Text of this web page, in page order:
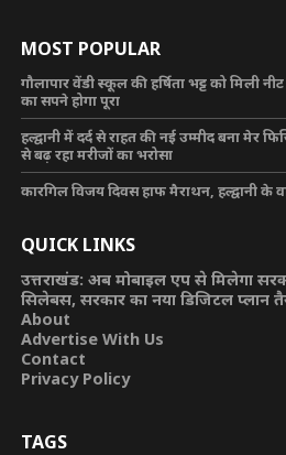
MOST POPULAR
गौलापार वेंडी स्कूल की हर्षिता भट्ट को मिली
का सपने होगा पूरा
हल्द्वानी में दर्द से राहत की नई उम्मीद बना मेर
से बढ़ रहा मरीजों का भरोसा
कारगिल विजय दिवस हाफ मैराथन, हल्द्वानी के
QUICK LINKS
उत्तराखंड: अब मोबाइल एप से मिलेगा
सिलेबस, सरकार का नया डिजिटल प्लान
About
Advertise With Us
Contact
Privacy Policy
TAGS